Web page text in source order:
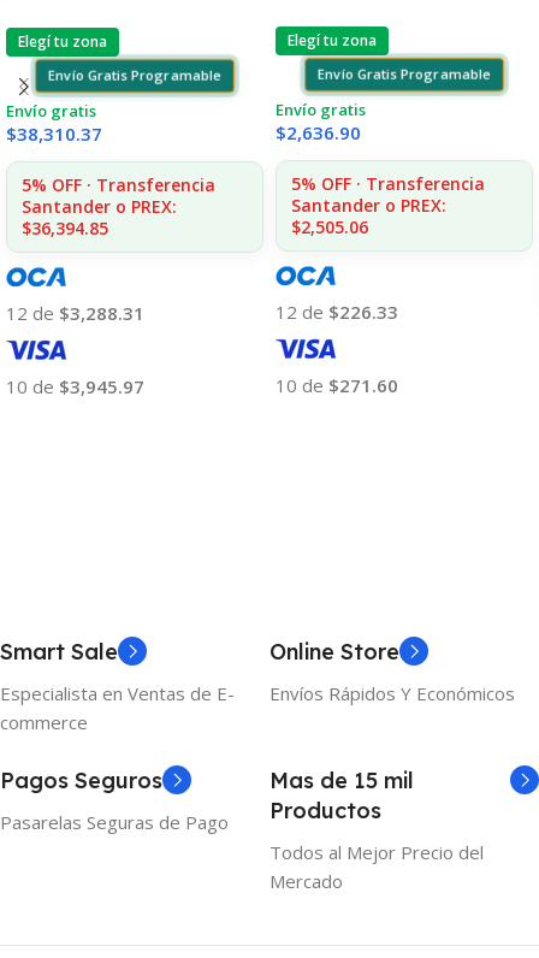
Elegí tu zona
Envío Gratis Programable
Envío gratis
$38,310.37
5% OFF · Transferencia
Santander o PREX:
$36,394.85
12 de $3,288.31
10 de $3,945.97
Elegí tu zona
Envío Gratis Programable
Envío gratis
$2,636.90
5% OFF · Transferencia
Santander o PREX:
$2,505.06
12 de $226.33
10 de $271.60
Smart Sale
Especialista en Ventas de E-
commerce
Online Store
Envíos Rápidos Y Económicos
Pagos Seguros
Pasarelas Seguras de Pago
Mas de 15 mil
Productos
Todos al Mejor Precio del
Mercado